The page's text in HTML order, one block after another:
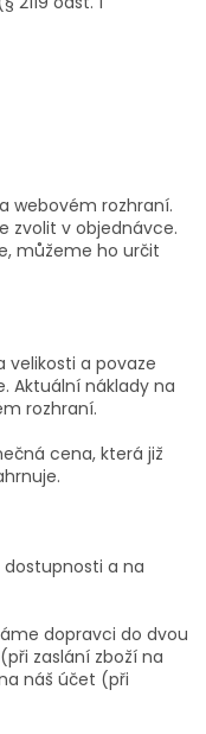
webovém rozhraní.
zvolit v objednávce.
můžeme ho určit
velikosti a povaze
Aktuální náklady na
rozhraní.
cena, která již
dostupnosti a na
dopravci do dvou
zaslání zboží na
náš účet (při